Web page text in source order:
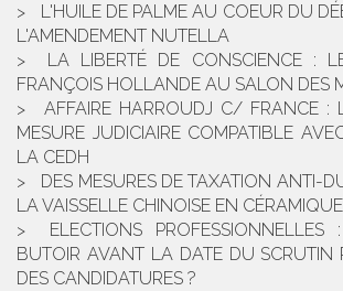
L'HUILE DE PALME AU COEUR DU
L'AMENDEMENT NUTELLA
LA LIBERTÉ DE CONSCIENCE :
FRANÇOIS HOLLANDE AU SALON DES
AFFAIRE HARROUDJ C/ FRANCE :
MESURE JUDICIAIRE COMPATIBLE
LA CEDH
DES MESURES DE TAXATION ANTI-
LA VAISSELLE CHINOISE EN
ELECTIONS
BUTOIR AVANT LA DATE DU SCRUTIN
DES CANDIDATURES ?